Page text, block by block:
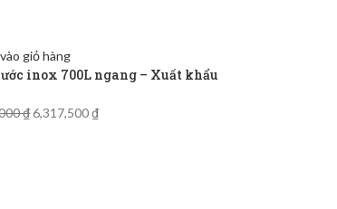
giỏ hàng
inox 700L ngang – Xuất khẩu
₫6,317,500₫